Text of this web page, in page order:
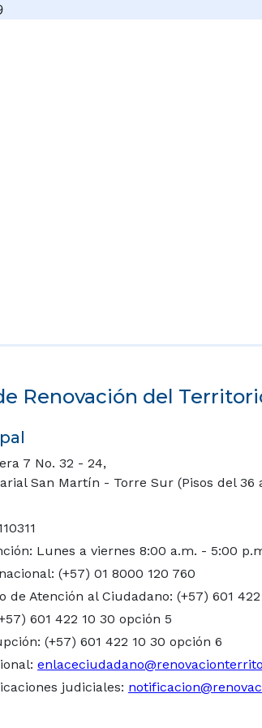
Renovación del
7 No. 32 - 24,
San Martín - Torre Sur (Pisos del 36
Lunes a viernes 8:00 a.m. - 5:00
(+57) 01 8000 120 760
de Atención al Ciudadano: (+57) 601
601 422 10 30 opción 5
(+57) 601 422 10 30 opción 6
judiciales: